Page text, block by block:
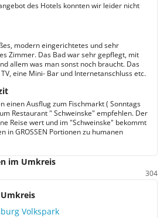
des Hotels konnten wir leider nicht
modern eingerichtetes und sehr
Zimmer. Das Bad war sehr gepflegt, mit
allem was man sonst noch braucht. Das
eine Mini- Bar und Internetanschluss etc.
einen Ausflug zum Fischmarkt ( Sonntags
Restaurant " Schweinske" empfehlen. Der
Reise wert und im "Schweinske" bekommt
in GROSSEN Portionen zu humanen
im Umkreis
304
Volkspark